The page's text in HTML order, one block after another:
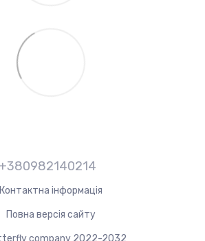
+380982140214
Контактна інформація
Повна версія сайту
company 2022-2032